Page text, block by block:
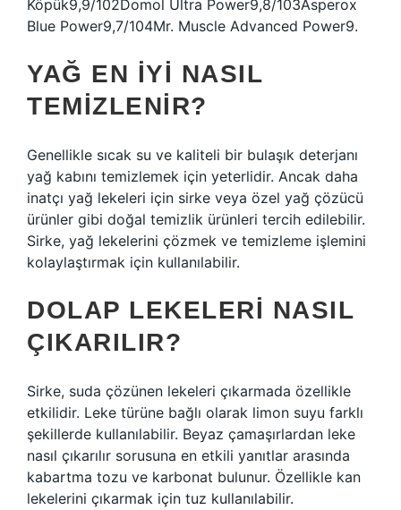
Köpük9,9/102Domol Ultra Power9,8/103Asperox
Blue Power9,7/104Mr. Muscle Advanced Power9.
YAĞ EN IYI NASIL
TEMIZLENIR?
Genellikle sıcak su ve kaliteli bir bulaşık deterjanı
yağ kabını temizlemek için yeterlidir. Ancak daha
inatçı yağ lekeleri için sirke veya özel yağ çözücü
ürünler gibi doğal temizlik ürünleri tercih edilebilir.
Sirke, yağ lekelerini çözmek ve temizleme işlemini
kolaylaştırmak için kullanılabilir.
DOLAP LEKELERI NASIL
ÇIKARILIR?
Sirke, suda çözünen lekeleri çıkarmada özellikle
etkilidir. Leke türüne bağlı olarak limon suyu farklı
şekillerde kullanılabilir. Beyaz çamaşırlardan leke
nasıl çıkarılır sorusuna en etkili yanıtlar arasında
kabartma tozu ve karbonat bulunur. Özellikle kan
lekelerini çıkarmak için tuz kullanılabilir.